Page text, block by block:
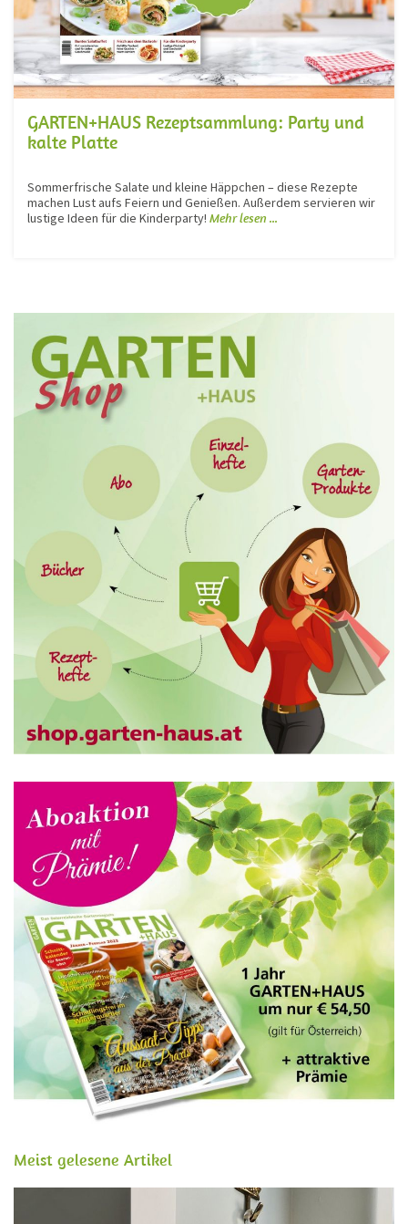
GARTEN+HAUS Rezeptsammlung: Party und
kalte Platte
Sommerfrische Salate und kleine Häppchen – diese Rezepte
machen Lust aufs Feiern und Genießen. Außerdem servieren wir
lustige Ideen für die Kinderparty! Mehr lesen ...
Meist gelesene Artikel